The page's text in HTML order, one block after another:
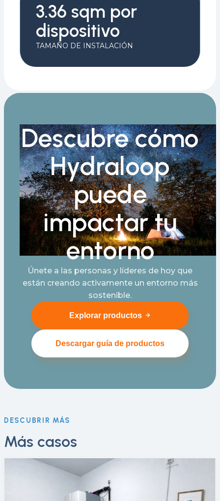
3.36 sqm por
dispositivo
TAMAÑO DE INSTALACIÓN
Descubre cómo
Hydraloop
puede
impactar tu
entorno
Únete a las personas y líderes de hoy que
están creando activamente un entorno más
sostenible.
Explorar productos
Descargar guía de productos
DESCUBRIR MÁS
Más casos